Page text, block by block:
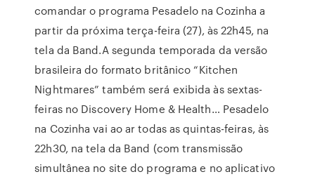
comandar o programa Pesadelo na Cozinha a
partir da próxima terça-feira (27), às 22h45, na
tela da Band.A segunda temporada da versão
brasileira do formato britânico “Kitchen
Nightmares” também será exibida às sextas-
feiras no Discovery Home & Health… Pesadelo
na Cozinha vai ao ar todas as quintas-feiras, às
22h30, na tela da Band (com transmissão
simultânea no site do programa e no aplicativo